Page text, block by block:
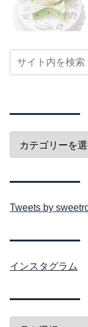
Tweets by
インスタグラム